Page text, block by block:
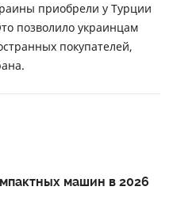
приобрели у Турции
позволило украинцам
покупателей,
машин в 2026